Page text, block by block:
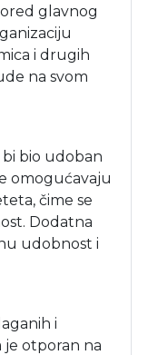
glavnog
i drugih
na svom
bi bio udoban
omogućavaju
čime se
Dodatna
udobnost i
i
je otporan na